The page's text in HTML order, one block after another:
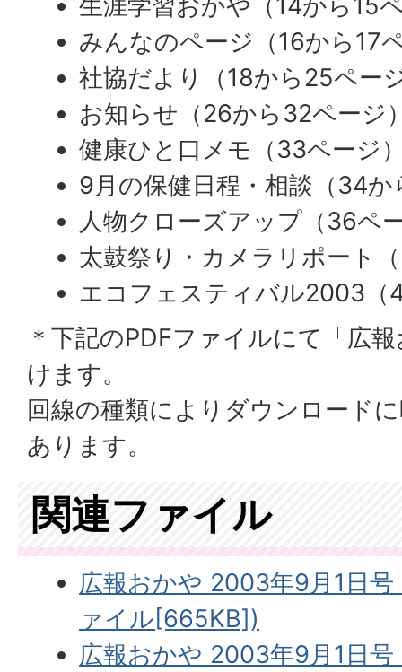
みんなのページ（16から17
社協だより（18から25ペー
お知らせ（26から32ページ
健康ひと口メモ（33ページ
9月の保健日程・相談（34
人物クローズアップ（36ペ
太鼓祭り・カメラリポート
エコフェスティバル2003（
＊下記のPDFファイルにて「広
けます。
回線の種類によりダウンロード
あります。
関連ファイル
広報おかや 2003年9月1日
ァイル[665KB])
広報おかや 2003年9月1日